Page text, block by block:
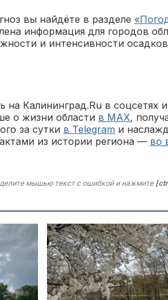
вы найдёте в разделе
информация для городов
и интенсивности
на Калининград.Ru в соцсетях
о жизни области в MAX,
за сутки в Telegram и
из истории региона — во
мышью текст с ошибкой и нажмите